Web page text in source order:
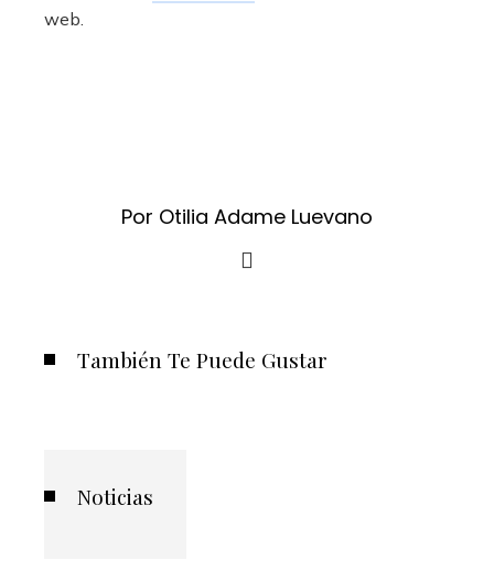
web.
Por Otilia Adame Luevano
También Te Puede Gustar
Noticias